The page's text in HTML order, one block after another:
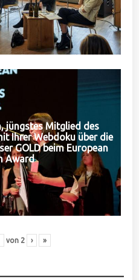
jüngstes Mitglied des
Ihrer Webdoku über die
GOLD beim European
Award
von 2 › »